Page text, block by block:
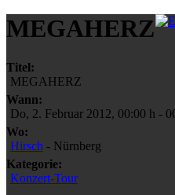
MEGAHERZ
Titel:
MEGAHERZ
Wann:
Do, 2. Februar 2012, 00:00 h -
Wo:
Hirsch - Nürnberg
Kategorie:
Konzert-Tour